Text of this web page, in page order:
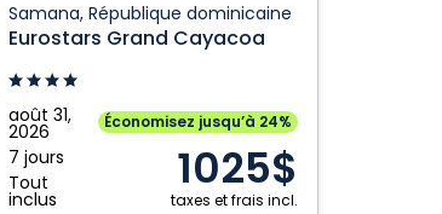
Samana, République dominicaine
Eurostars Grand Cayacoa
août 31,
2026
7 jours
Tout
inclus
Économisez jusqu’à 24%
1025$
taxes et frais incl.
Grand
Cayacoa:
Samana,
République
dominicaine